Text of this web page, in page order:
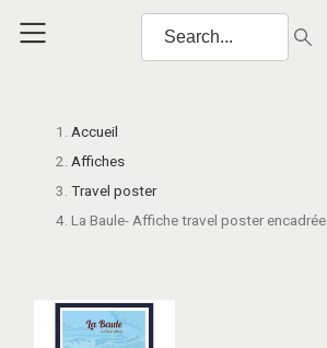
Accueil
Affiches
Travel poster
La Baule- Affiche travel poster encadrée